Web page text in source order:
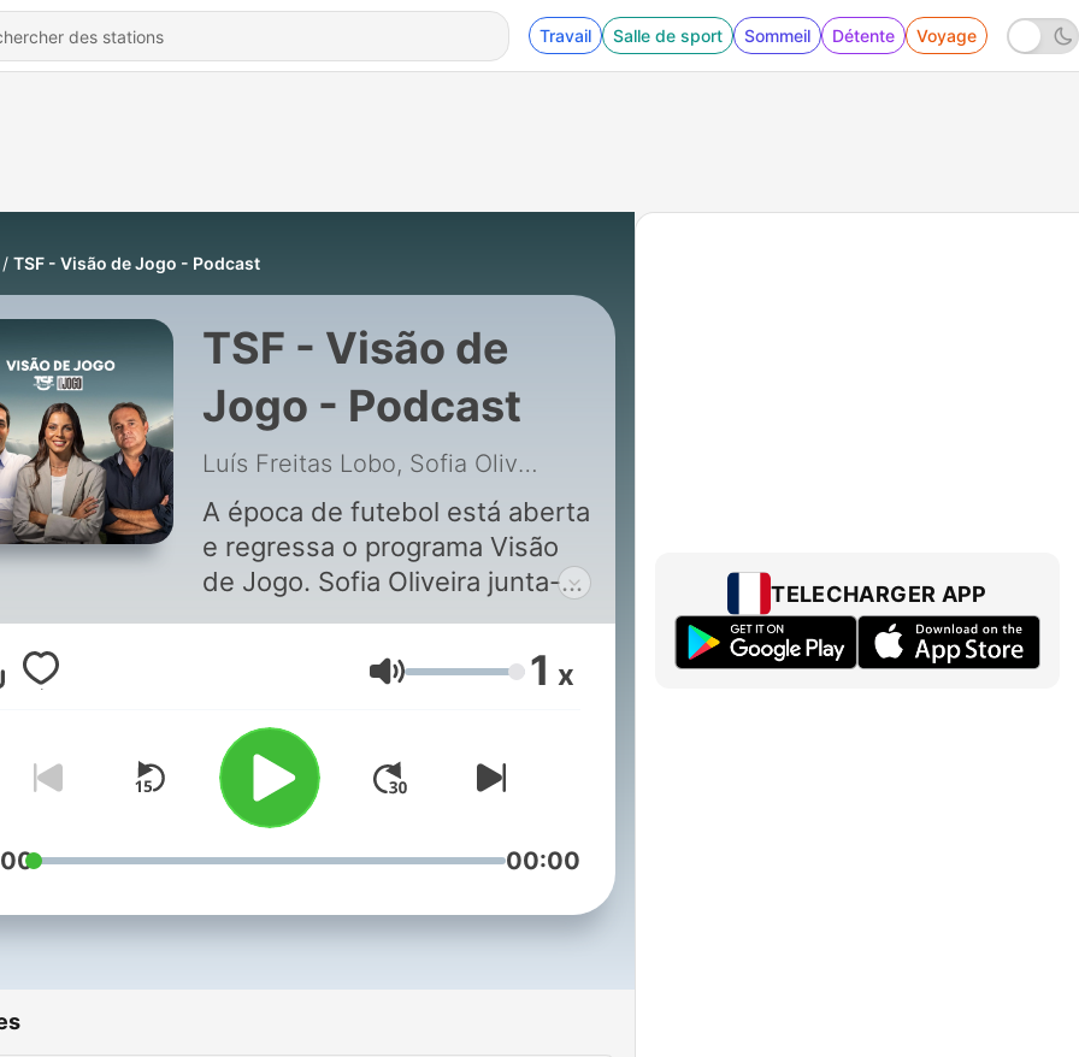
Travail Salle de sport Sommeil Détente Voyage
TSF - Visão de Jogo - Podcast
TSF - Visão de
Jogo - Podcast
Luís Freitas Lobo, Sofia Oliveira e Nuno Vieira
A época de futebol está aberta
e regressa o programa Visão
de Jogo. Sofia Oliveira junta-se
a Luís Freitas Lobo e Nuno
Vieira, para discutir o modelo
de jogo da jornada e dos
grandes jogos europeus.
Volume 1 x
00:00
TELECHARGER APP